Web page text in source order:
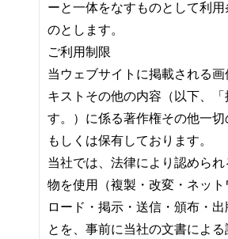
ーと一体をなすものとして利
のとします。
ご利用制限
当ウェブサイトに掲載される
キストその他の内容（以下、
す。）に係る著作権その他一
もしくは保有しております。
当社では、法律により認めら
物を使用（複製・改変・ネッ
ロード・掲示・送信・頒布・
とを、事前に当社の文書によ